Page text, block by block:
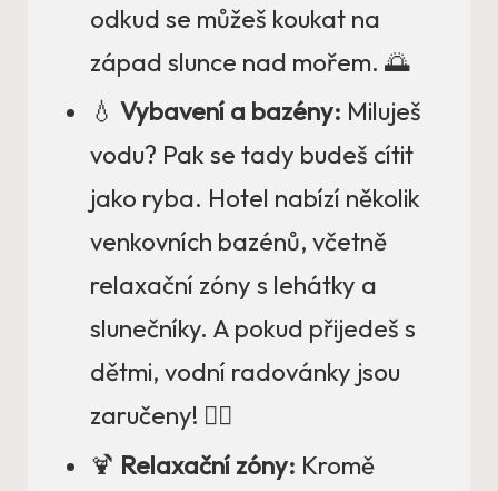
odkud se můžeš koukat na
západ slunce nad mořem. 🌅
💧 Vybavení a bazény: Miluješ
vodu? Pak se tady budeš cítit
jako ryba. Hotel nabízí několik
venkovních bazénů, včetně
relaxační zóny s lehátky a
slunečníky. A pokud přijedeš s
dětmi, vodní radovánky jsou
zaručeny! 🏊‍♂️
🍹 Relaxační zóny: Kromě